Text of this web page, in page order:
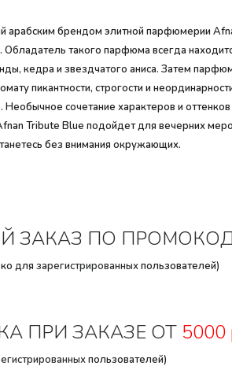
брендом элитной парфюмерии
такого парфюма всегда
кедра и звездчатого аниса. Затем
пикантности, строгости и
сочетание характеров и
Tribute Blue подойдет для вечерних
без внимания окружающих.
ЗАКАЗ ПО
для зарегистрированныхпользователей)
ПРИ ЗАКАЗЕ ОТ 5000
пользователей)